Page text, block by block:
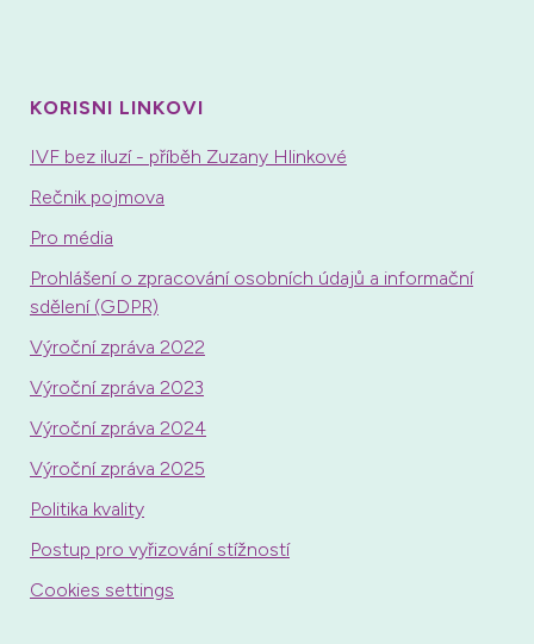
KORISNI LINKOVI
IVF bez iluzí - příběh Zuzany Hlinkové
Rečnik pojmova
Pro média
Prohlášení o zpracování osobních údajů a informační
sdělení (GDPR)
Výroční zpráva 2022
Výroční zpráva 2023
Výroční zpráva 2024
Výroční zpráva 2025
Politika kvality
Postup pro vyřizování stížností
Cookies settings